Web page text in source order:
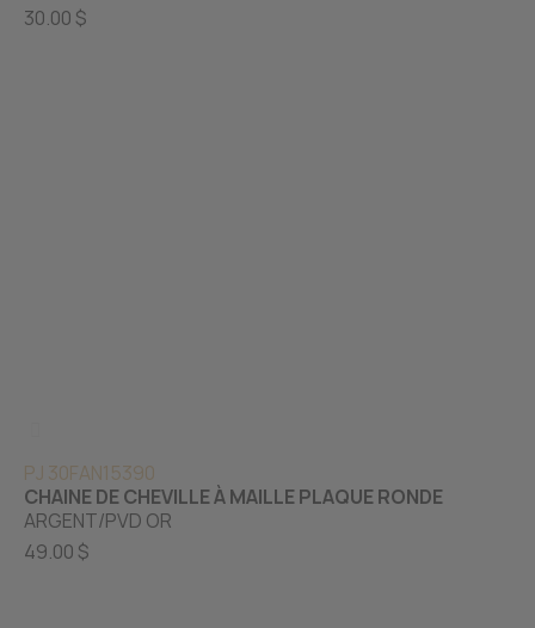
30.00 $
PJ 30FAN15390
CHAINE DE CHEVILLE À MAILLE PLAQUE RONDE
ARGENT/PVD OR
49.00 $